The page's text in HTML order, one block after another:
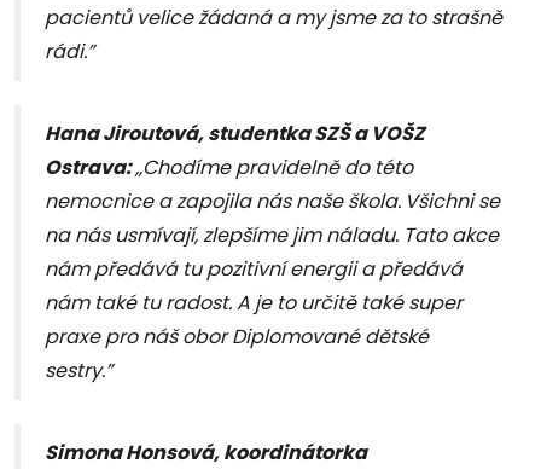
pacientů velice žádanáa my jsme za to strašně
rádi.”
Hana Jiroutová,studentka SZŠ a VOŠZ
Ostrava:,,Chodíme pravidelně do této
nemocnice a zapojila nás naše škola. Všichni se
na nás usmívají, zlepšíme jim náladu. Tato akce
nám předává tu pozitivní energii a předává
nám také tu radost. A je to určitě také super
praxe pro náš obor Diplomované dětské
sestry.”
Simona Honsová, koordinátorka